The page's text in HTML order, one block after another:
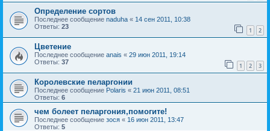
Определение сортов
Последнее сообщение naduha « 14 сен 2011, 10:38
Ответы: 23 1 2
Цветение
Последнее сообщение anais « 29 июн 2011, 19:14
Ответы: 37 1 2 3
Королевские пеларгонии
Последнее сообщение Polaris « 21 июн 2011, 08:51
Ответы: 6
чем болеет пеларгония,помогите!
Последнее сообщение зося « 16 июн 2011, 13:47
Ответы: 5